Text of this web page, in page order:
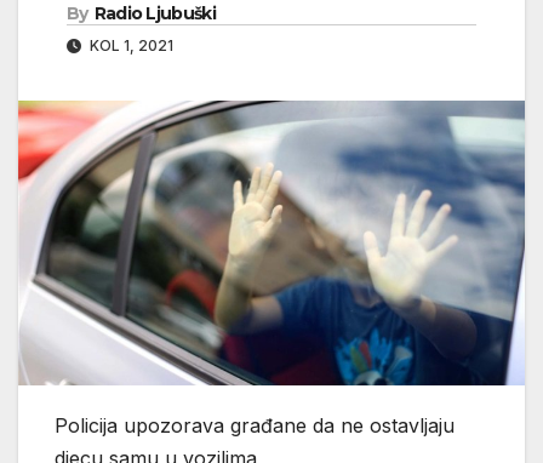
By Radio Ljubuški
KOL 1, 2021
Policija upozorava građane da ne ostavljaju
djecu samu u vozilima